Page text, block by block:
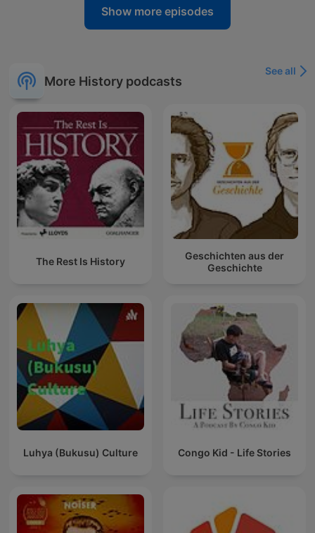
Show more episodes
More History podcasts
See all
The Rest Is History
Geschichten aus der
Geschichte
Luhya (Bukusu) Culture Congo Kid - Life Stories